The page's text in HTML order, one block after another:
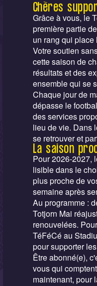
Chères
Grâce à vous, le
première partie
un rang qui
​Votre soutien
cette saison de
résultats et des
ensemble qui se
Chaque jour de
dépasse le
des services
lieu de vie. Dans
se retrouver et
La saison
Pour 2026-2027,
lisible dans le
plus proche de
semaine après
Au programme :
Totjorn Mai
renouvelées.
TéFéCé au
pour supporter
Être abonné(e),
vous qui
maintenant, pour